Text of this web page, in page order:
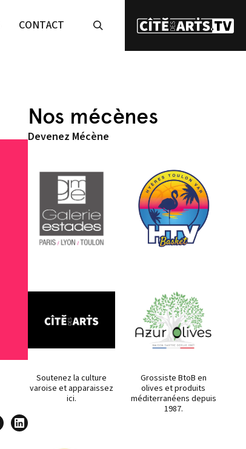
CONTACT
Nos mécènes
Devenez Mécène
Soutenez la culture
varoise et apparaissez
ici.
Grossiste BtoB en
olives et produits
méditerranéens depuis
1987.